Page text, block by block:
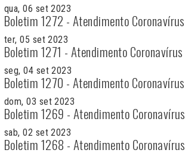
qua, 06 set 2023
Boletim 1272 - Atendimento Coronavírus
ter, 05 set 2023
Boletim 1271 - Atendimento Coronavírus
seg, 04 set 2023
Boletim 1270 - Atendimento Coronavírus
dom, 03 set 2023
Boletim 1269 - Atendimento Coronavírus
sab, 02 set 2023
Boletim 1268 - Atendimento Coronavírus